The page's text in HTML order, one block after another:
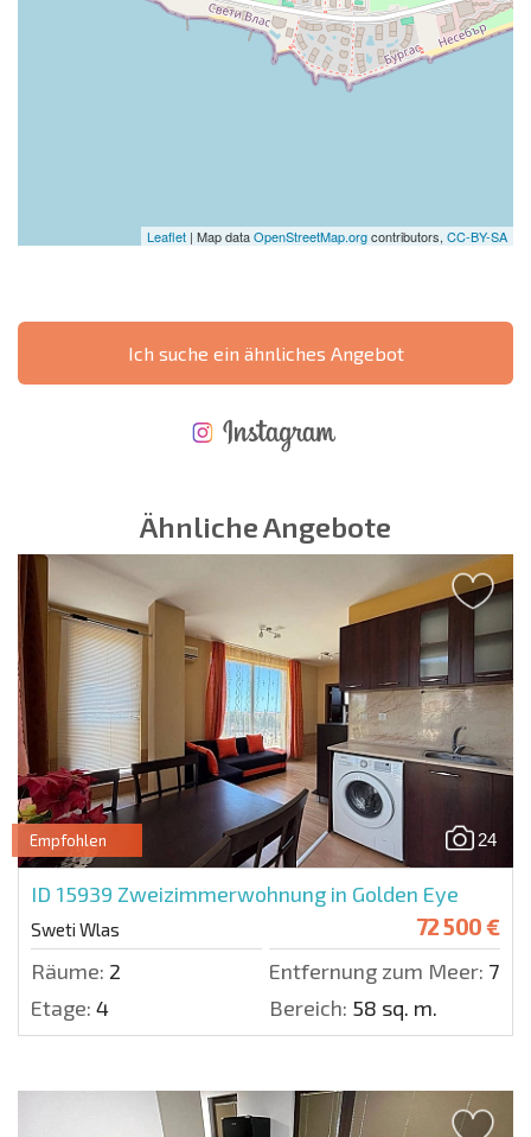
Leaflet | Map dataOpenStreetMap.orgcontributors, CC-BY-SA
Ich suche ein ähnliches Angebot
Ähnliche Angebote
24
Empfohlen
ID 15939 Zweizimmerwohnung in Golden Eye
Sweti Wlas 72 500 €
Räume: 2 Entfernung zum Meer: 700
Etage: 4 Bereich: 58 sq. m.